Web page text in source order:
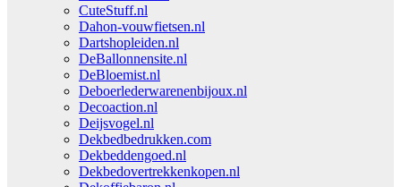
CuteStuff.nl
Dahon-vouwfietsen.nl
Dartshopleiden.nl
DeBallonnensite.nl
DeBloemist.nl
Deboerlederwarenenbijoux.nl
Decoaction.nl
Deijsvogel.nl
Dekbedbedrukken.com
Dekbeddengoed.nl
Dekbedovertrekkenkopen.nl